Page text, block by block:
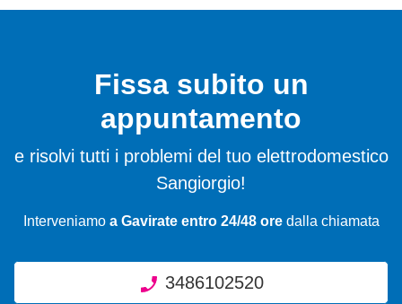
Fissa subito un
appuntamento
e risolvi tutti i problemi del tuo elettrodomestico
Sangiorgio!
Interveniamo a Gavirate entro 24/48 oredalla chiamata
3486102520